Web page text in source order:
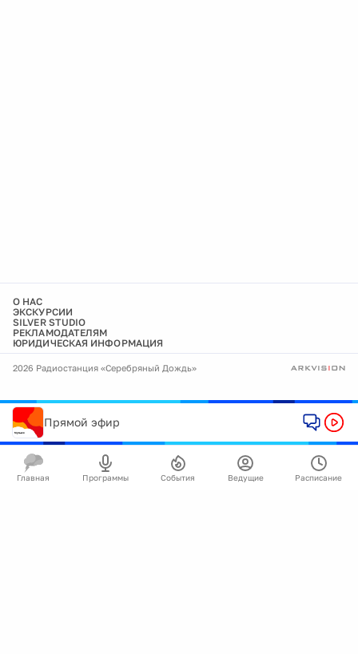
О НАС
ЭКСКУРСИИ
SILVER STUDIO
РЕКЛАМОДАТЕЛЯМ
ЮРИДИЧЕСКАЯ ИНФОРМАЦИЯ
2026 Радиостанция «Серебряный Дождь»
Прямой эфир
Главная Программы События Ведущие Расписание